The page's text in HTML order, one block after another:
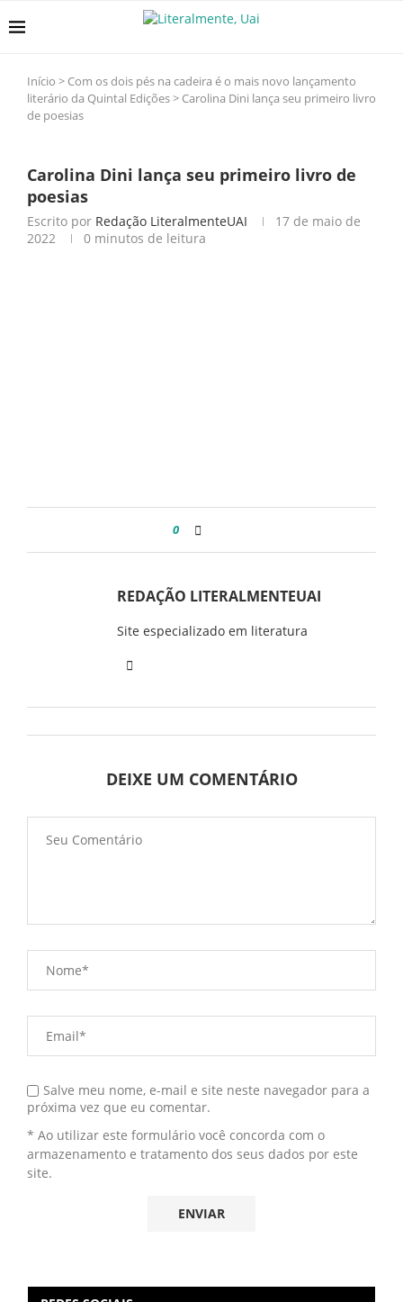
Início > Com os dois pés na cadeira é o mais novo lançamento
literário da Quintal Edições> Carolina Dini lança seu primeiro livro
de poesias
Carolina Dini lança seu primeiro livro de
poesias
Escrito por Redação LiteralmenteUAI
17 de maio de
2022
0 minutos de leitura
0
REDAÇÃO LITERALMENTEUAI
Site especializado em literatura
DEIXE UM COMENTÁRIO
Salve meu nome, e-mail e site neste navegador para a
próxima vez que eu comentar.
* Ao utilizar este formulário você concorda com o
armazenamento e tratamento dos seus dados por este
site.